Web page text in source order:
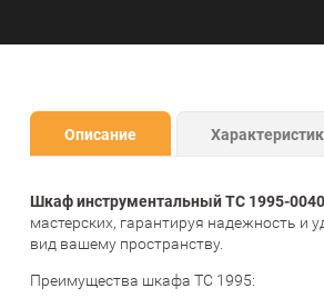
Описание
Шкаф инструментальный ТС 1995-
мастерских, гарантируя надежность и
вид вашему пространству.
Преимущества шкафа ТС 1995: